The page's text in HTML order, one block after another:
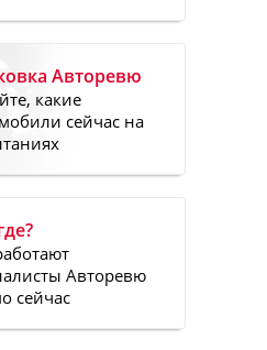
Авторевю
какие
сейчас на
Авторевю
сейчас